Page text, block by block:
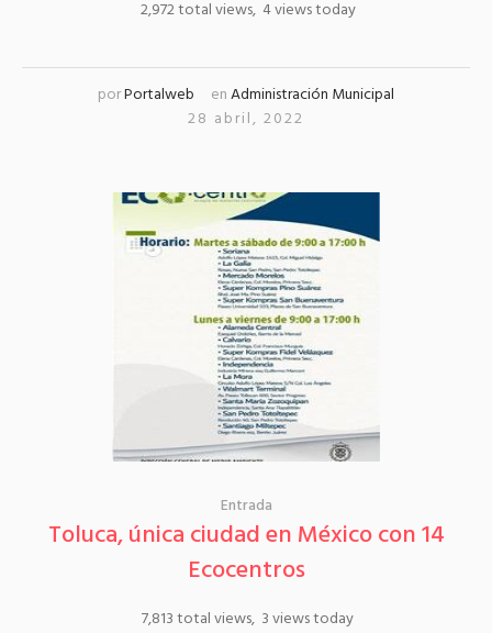
2,972 total views, 4 views today
porPortalweb enAdministración Municipal
28 abril, 2022
Entrada
Toluca, única ciudad en México con 14
Ecocentros
7,813 total views, 3 views today